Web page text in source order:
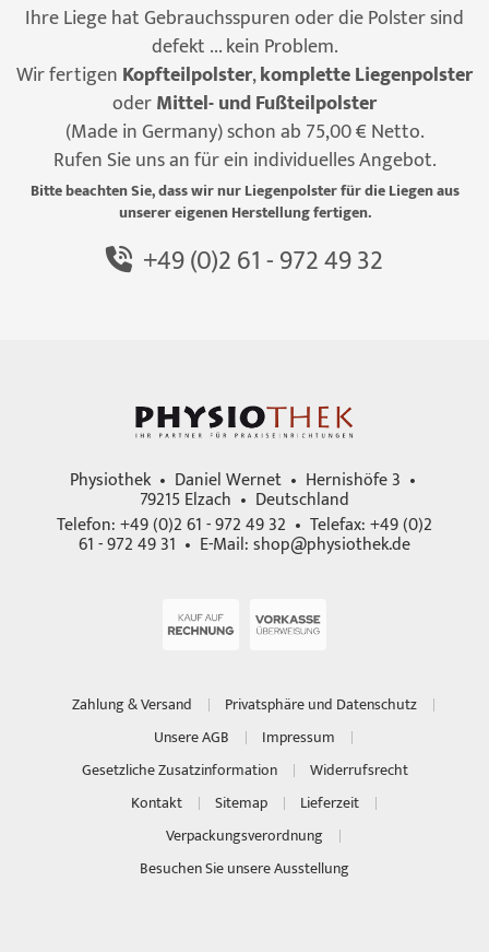
Ihre Liege hat Gebrauchsspuren oder die Polster sind
defekt ... kein Problem.
Wir fertigen Kopfteilpolster,komplette Liegenpolster
oderMittel- und Fußteilpolster
(Made in Germany) schon ab 75,00 € Netto.
Rufen Sie uns an für ein individuelles Angebot.
Bitte beachten Sie, dass wir nur Liegenpolster für die Liegen aus
unserer eigenen Herstellung fertigen.
+49 (0)2 61 - 972 49 32
Physiothek • Daniel Wernet • Hernishöfe 3 •
79215 Elzach • Deutschland
Telefon: +49 (0)2 61 - 972 49 32 • Telefax: +49 (0)2
61 - 972 49 31 • E-Mail:shop@physiothek.de
Zahlung & Versand
Privatsphäre und Datenschutz
Unsere AGB
Impressum
Gesetzliche Zusatzinformation
Widerrufsrecht
Kontakt
Sitemap
Lieferzeit
Verpackungsverordnung
Besuchen Sie unsere Ausstellung